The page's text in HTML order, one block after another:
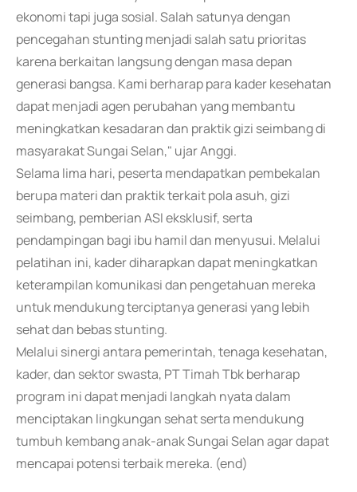
ekonomi tapi juga sosial. Salah satunya dengan
pencegahan stunting menjadi salah satu prioritas
karena berkaitan langsung dengan masa depan
generasi bangsa. Kami berharap para kader kesehatan
dapat menjadi agen perubahan yang membantu
meningkatkan kesadaran dan praktik gizi seimbang di
masyarakat Sungai Selan," ujar Anggi.
Selama lima hari, peserta mendapatkan pembekalan
berupa materi dan praktik terkait pola asuh, gizi
seimbang, pemberian ASI eksklusif, serta
pendampingan bagi ibu hamil dan menyusui. Melalui
pelatihan ini, kader diharapkan dapat meningkatkan
keterampilan komunikasi dan pengetahuan mereka
untuk mendukung terciptanya generasi yang lebih
sehat dan bebas stunting.
Melalui sinergi antara pemerintah, tenaga kesehatan,
kader, dan sektor swasta, PT Timah Tbk berharap
program ini dapat menjadi langkah nyata dalam
menciptakan lingkungan sehat serta mendukung
tumbuh kembang anak-anak Sungai Selan agar dapat
mencapai potensi terbaik mereka. (end)